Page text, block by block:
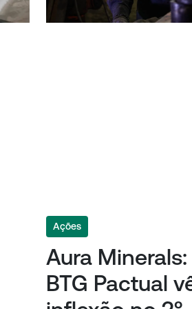
Ações
Aura Minerals:
BTG Pactual